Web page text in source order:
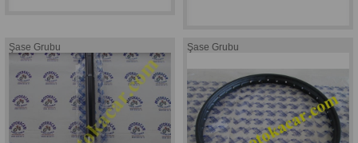
Şase Grubu Şase Grubu